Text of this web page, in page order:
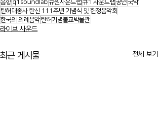
음향 q1soundlab 큐원사운드랩큐1 사운드랩공연 국악
탄허대종사 탄신 111주년 기념식 및 헌정음악회
한국의 의례음악 탄허기념불교박물관
라이브 사운드
최근 게시물 전체 보기